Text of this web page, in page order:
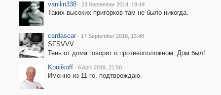
vanilin338 · 23 September 2014, 19:49
Таких высоких пригорков там не было никогда.
cardascar · 17 September 2018, 13:48
SFSVVV
Тень от дома говорит о противоположном. Дом был!
Koulikoff · 6 April 2019, 21:50
Именно из 11-го, подтвреждаю.